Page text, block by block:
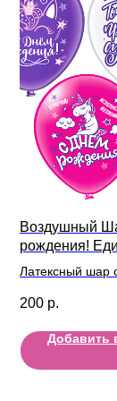
Воздушный
рождения!
Латексный шар
200 р.
Добавить